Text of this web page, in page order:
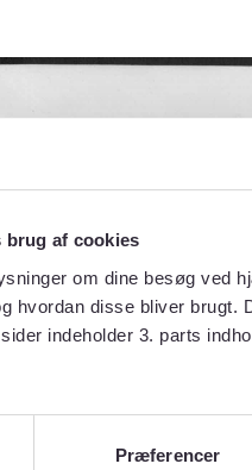
brug af cookies
om dine besøg ved
hvordan disse bliver
indeholder 3. parts
Præferencer